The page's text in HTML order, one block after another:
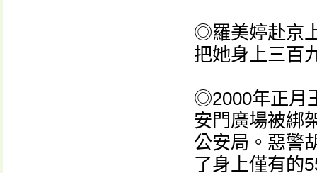
◎羅美婷赴京
把她身上三百
◎2000年正月
安門廣場被綁
公安局。惡警
了身上僅有的